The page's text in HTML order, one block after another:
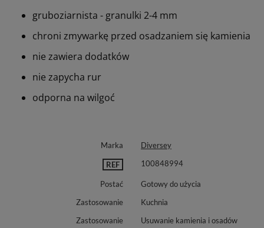
gruboziarnista - granulki 2-4 mm
chroni zmywarkę przed osadzaniem się kamienia
nie zawiera dodatków
nie zapycha rur
odporna na wilgoć
Marka Diversey
REF 100848994
Postać
Gotowy do użycia
Zastosowanie
Kuchnia
Zastosowanie
Usuwanie kamienia i osadów